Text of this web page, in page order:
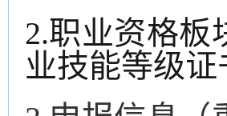
2.职业资格板
业技能等级证